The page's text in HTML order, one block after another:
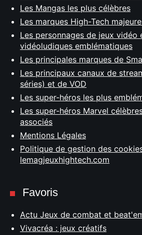
Les Mangas les plus célèbres
Les marques High-Tech
Les personnages de jeux vidéo
vidéoludiques emblématiques
Les principales marques de
Les principaux canaux de
séries) et de VOD
Les super-héros les plus
Les super-héros Marvel
associés
Mentions Légales
Politique de gestion des
lemagjeuxhightech.com
Favoris
Actu Jeux de combat et
Vivacréa : jeux créatifs